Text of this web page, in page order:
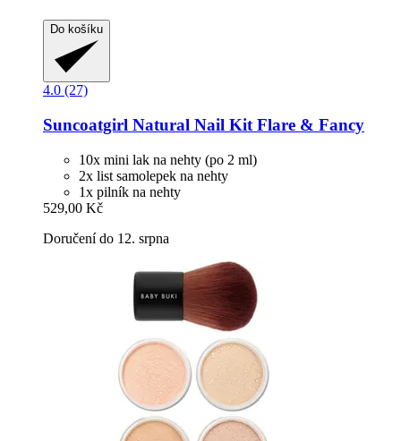
Do košíku
4.0 (27)
Suncoatgirl Natural Nail Kit Flare & Fancy
10x mini lak na nehty (po 2 ml)
2x list samolepek na nehty
1x pilník na nehty
529,00 Kč
Doručení do 12. srpna